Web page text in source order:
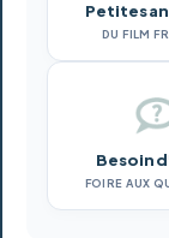
Petites
DU FILM
Besoin
FOIRE AUX